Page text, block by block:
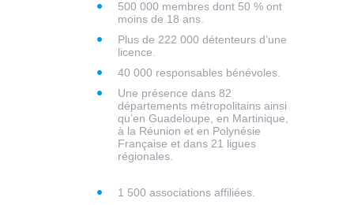
500 000 membres dont 50 % ont
moins de 18 ans.
Plus de 222 000 détenteurs d’une
licence.
40 000 responsables bénévoles.
Une présence dans 82
départements métropolitains ainsi
qu’en Guadeloupe, en Martinique,
à la Réunion et en Polynésie
Française et dans 21 ligues
régionales.
1 500 associations affiliées.